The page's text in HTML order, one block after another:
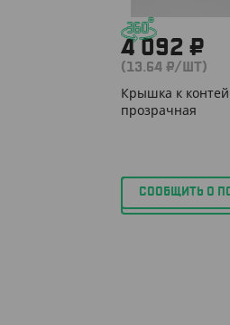
4 092 ₽
(13.64 ₽/ШТ)
Крышка к
прозрачная
СООБЩИТЬ О